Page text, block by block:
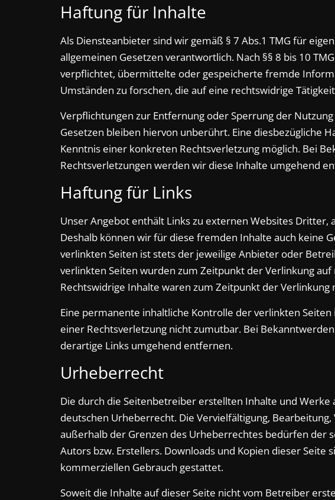
Haftung für Inhalte
Als Diensteanbieter sind wir gemäß § 7 Abs.1 TMG für
allgemeinen Gesetzen verantwortlich. Nach §§ 8 bis 10
verpflichtet, übermittelte oder gespeicherte fremde
Umständen zu forschen, die auf eine rechtswidrige
Verpflichtungen zur Entfernung oder Sperrung der
Gesetzen bleiben hiervon unberührt. Eine diesbezügliche
Kenntnis einer konkreten Rechtsverletzung möglich. Bei
Rechtsverletzungen werden wir diese Inhalte umgehend
Haftung für Links
Unser Angebot enthält Links zu externen Websites Dritter,
Deshalb können wir für diese fremden Inhalte auch keine
verlinkten Seiten ist stets der jeweilige Anbieter oder
verlinkten Seiten wurden zum Zeitpunkt der Verlinkung
Rechtswidrige Inhalte waren zum Zeitpunkt der Verlinkung
Eine permanente inhaltliche Kontrolle der verlinkten
einer Rechtsverletzung nicht zumutbar. Bei
derartige Links umgehend entfernen.
Urheberrecht
Die durch die Seitenbetreiber erstellten Inhalte und
deutschen Urheberrecht. Die Vervielfältigung,
außerhalb der Grenzen des Urheberrechtes bedürfen der
Autors bzw. Erstellers. Downloads und Kopien dieser Seite
kommerziellen Gebrauch gestattet.
Soweit die Inhalte auf dieser Seite nicht vom Betreiber